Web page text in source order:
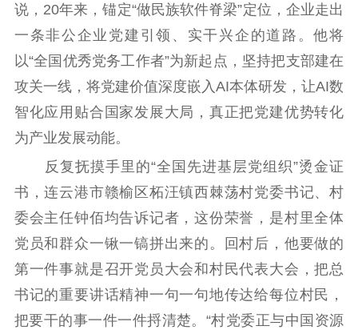
说，20年来，锚定“做民族软件脊梁”定位，企业走出
一条非公企业党建引领、实干兴企的道路。他将
以“全国优秀党务工作者”为新起点，坚持把支部建在
攻关一线，将党建价值深度嵌入AI本体研发，让AI数
智化应用贴合国家发展大局，真正把党建优势转化
为产业发展动能。
反复抚摸手里的“全国先进基层党组织”烫金证
书，连云港市赣榆区柘汪镇西棘荡村党委书记、村
委会主任钟佰均告诉记者，这份荣誉，是村里全体
党员和群众一锹一镐拼出来的。回村后，他要做的
第一件事就是召开党员大会和村民代表大会，把总
书记的重要讲话精神一句一句地传达给每位村民，
把要干的事一件一件捋清楚。“村党委正与中国资源